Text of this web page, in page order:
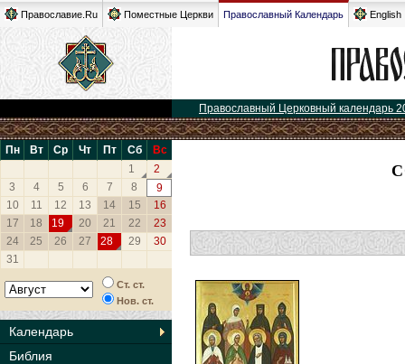
Православие.Ru Поместные Церкви Православный Календарь English
Православный Церковный календарь
Пн Вт Ср Чт Пт Сб
Вс
1
2
3
4 5 6 7 8
9
10
11 12 13 14 15
16
17
18 19 20 21 22
23
24
25 26 27 28 29
30
31
Ст. ст.
Нов. ст.
Календарь
Библия